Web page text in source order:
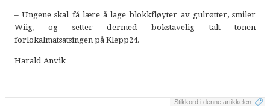
– Ungene skal få lære å lage blokkfløyter av gulrøtter, smiler
Wiig, og setter dermed bokstavelig talt tonen
forlokalmatsatsingen på Klepp24.
Harald Anvik
Stikkord i denne artikkelen